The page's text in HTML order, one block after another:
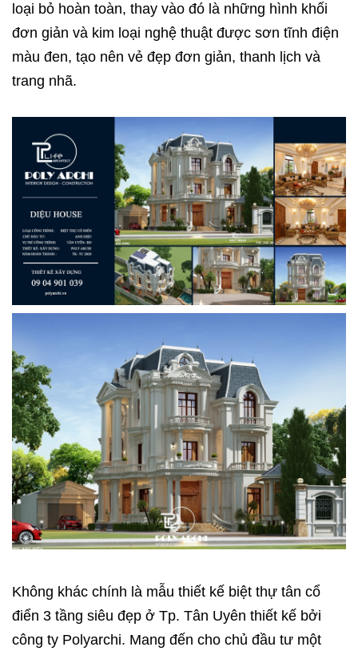
loại bỏ hoàn toàn, thay vào đó là những hình khối
đơn giản và kim loại nghệ thuật được sơn tĩnh điện
màu đen, tạo nên vẻ đẹp đơn giản, thanh lịch và
trang nhã.
Không khác chính là mẫu thiết kế biệt thự tân cổ
điển 3 tầng siêu đẹp ở Tp. Tân Uyên thiết kế bởi
công ty Polyarchi. Mang đến cho chủ đầu tư một